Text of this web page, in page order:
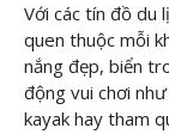
Với các tín đồ du
quen thuộc mỗi
nắng đẹp, biển
động vui chơi
kayak hay tham